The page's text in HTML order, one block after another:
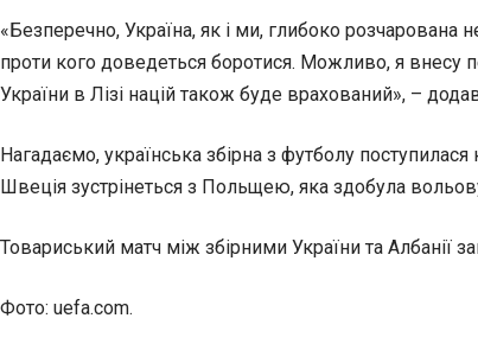
«Безперечно, Україна, як і ми, глибоко
проти кого доведеться боротися. Можливо, я внесу
України в Лізі націй також буде врахований», –
Нагадаємо, українська збірна з футболу
Швеція зустрінеться з Польщею, яка здобула
Товариський матч між збірними України та Албанії
Фото: uefa.com.